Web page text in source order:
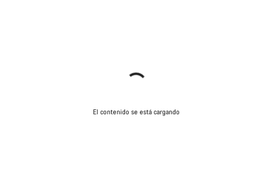
El contenido se está cargando